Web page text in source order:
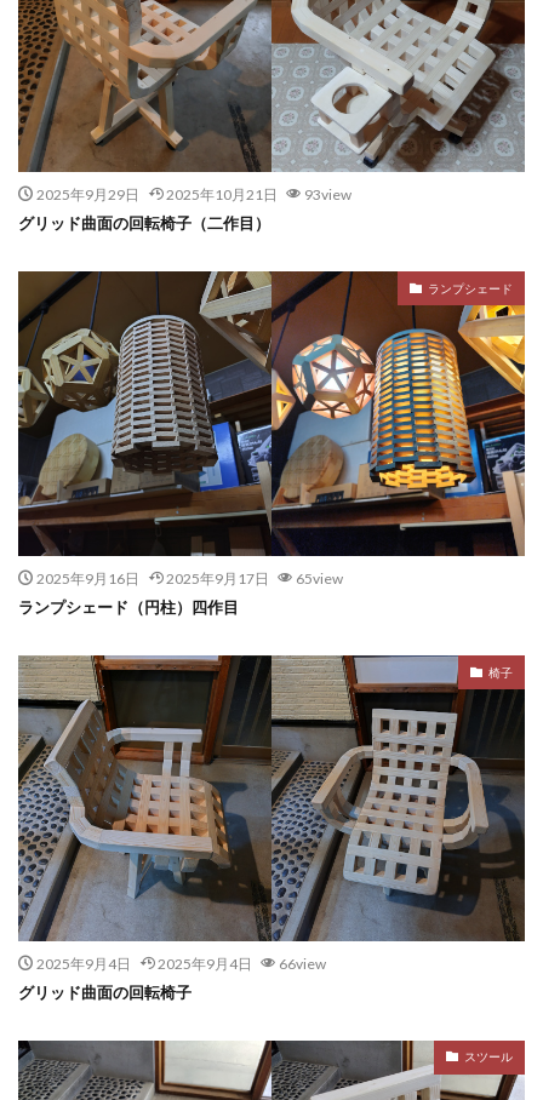
2025年9月29日 2025年10月21日 93view
グリッド曲面の回転椅子（二作目）
ランプシェード
2025年9月16日 2025年9月17日 65view
ランプシェード（円柱）四作目
椅子
2025年9月4日 2025年9月4日 66view
グリッド曲面の回転椅子
スツール